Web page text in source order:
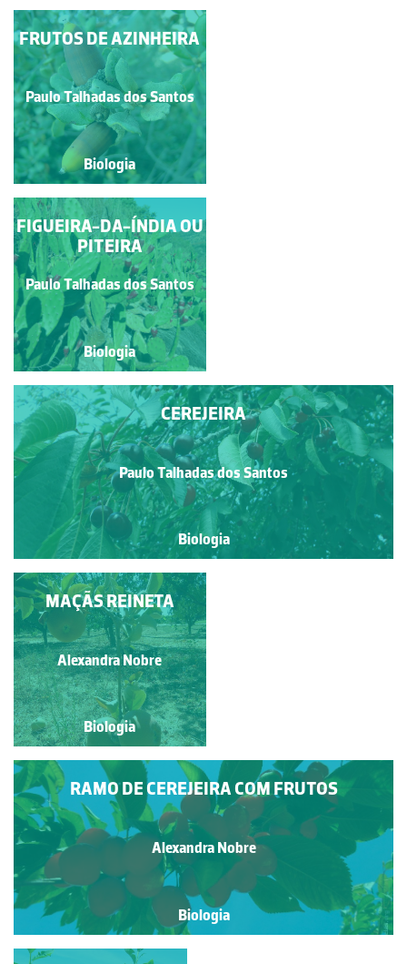
FRUTOS IMATUROS
(AZEITONAS) DE
OLIVEIRA
Paulo Talhadas dos Santos
Biologia
FRUTOS DE AZINHEIRA
Paulo Talhadas dos Santos
Biologia
FRUTOS DE
MEDRONHEIRO
Paulo Talhadas dos Santos
Biologia
FIGUEIRA-DA-ÍNDIA OU
PITEIRA
Paulo Talhadas dos Santos
Biologia
CEREJEIRA
Paulo Talhadas dos Santos
Biologia
ALFARROBEIRA
Paulo Talhadas dos Santos
Biologia
RAMO DE CEREJEIRA COM FRUTOS
Alexandra Nobre
Biologia
MAÇÃS REINETA
Alexandra Nobre
Biologia